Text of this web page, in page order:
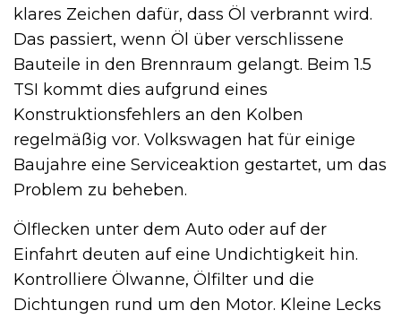
klares Zeichen dafür, dass Öl verbrannt wird.
Das passiert, wenn Öl über verschlissene
Bauteile in den Brennraum gelangt. Beim 1.5
TSI kommt dies aufgrund eines
Konstruktionsfehlers an den Kolben
regelmäßig vor. Volkswagen hat für einige
Baujahre eine Serviceaktion gestartet, um das
Problem zu beheben.
Ölflecken unter dem Auto oder auf der
Einfahrt deuten auf eine Undichtigkeit hin.
Kontrolliere Ölwanne, Ölfilter und die
Dichtungen rund um den Motor. Kleine Lecks